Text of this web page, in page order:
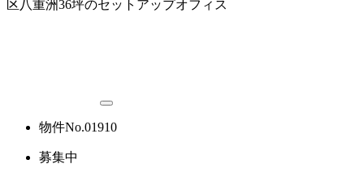
区八重洲36坪のセットアップオフィス
物件No.01910
募集中